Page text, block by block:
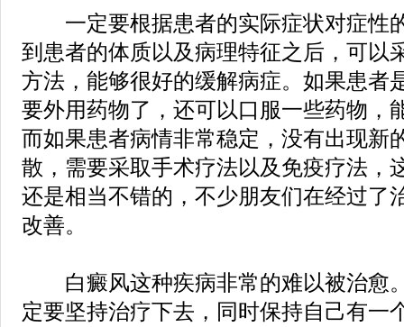
一定要根据患者的实际症状对症性
到患者的体质以及病理特征之后，可以
方法，能够很好的缓解病症。如果患者
要外用药物了，还可以口服一些药物，
而如果患者病情非常稳定，没有出现新
散，需要采取手术疗法以及免疫疗法，
还是相当不错的，不少朋友们在经过了
改善。
白癜风这种疾病非常的难以被治愈
定要坚持治疗下去，同时保持自己有一